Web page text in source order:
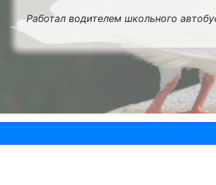
Работал водителем школьного